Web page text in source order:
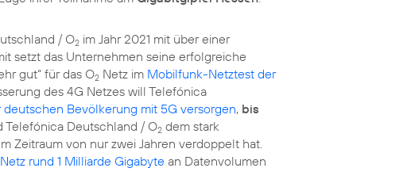
/ O2 im Jahr 2021 mit über einer
setzt das Unternehmen seine erfolgreiche
gut“ für das O2 Netz im Mobilfunk-Netztest der
des 4G Netzes will Telefónica
Bevölkerung mit 5G versorgen, bis
Telefónica Deutschland / O2 dem stark
Zeitraum von nur zwei Jahren verdoppelt hat.
Netz rund 1 Milliarde Gigabyte an Datenvolumen